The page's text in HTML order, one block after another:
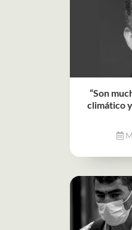
“Son
climático